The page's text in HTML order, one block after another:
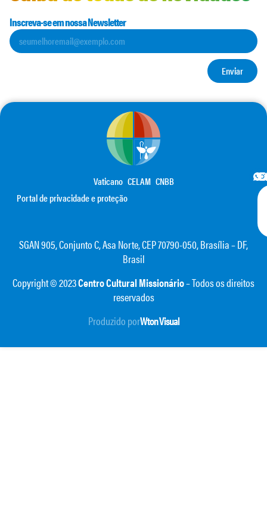
Inscreva-se em nossa Newsletter
Enviar
Vaticano CELAM CNBB
Portal de privacidade e proteção
SGAN 905, Conjunto C, Asa Norte, CEP 70790-050, Brasília – DF,
Brasil
Copyright © 2023Centro Cultural Missionário– Todos os direitos
reservados
Produzido porWton Visual